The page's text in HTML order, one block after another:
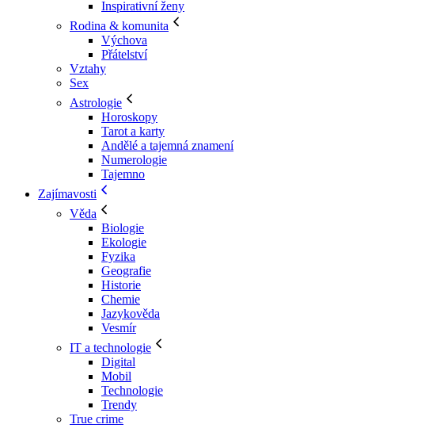
Inspirativní ženy
Rodina & komunita
Výchova
Přátelství
Vztahy
Sex
Astrologie
Horoskopy
Tarot a karty
Andělé a tajemná znamení
Numerologie
Tajemno
Zajímavosti
Věda
Biologie
Ekologie
Fyzika
Geografie
Historie
Chemie
Jazykověda
Vesmír
IT a technologie
Digital
Mobil
Technologie
Trendy
True crime